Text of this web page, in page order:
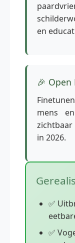
en
🎉 Open
mens
zichtbaar
in 2026.
✅
✅